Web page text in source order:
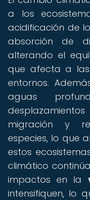
a los
acidificación de
absorción de
alterando el
que afecta a las
entornos.
aguas
migración y
especies, lo que
estos
climático
impactos en la
intensifiquen, lo